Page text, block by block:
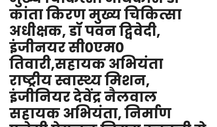
कांता किरण मुख्य चिकित्सा
अधीक्षक, डॉ पवन द्विवेदी,
इंजीनयर सी0एम0
तिवारी,सहायक अभियंता
राष्ट्रीय स्वास्थ्य मिशन,
इंजीनियर देवेंद्र नैलवाल
सहायक अभियंता, निर्माण